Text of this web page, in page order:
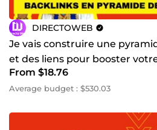
DIRECTOWEB
Je vais construire une
et des liens pour booster
Google
From $18.76
Average budget : $530.03